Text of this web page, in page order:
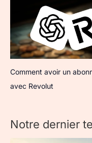
Comment avoir un
avec Revolut
Notre dernier